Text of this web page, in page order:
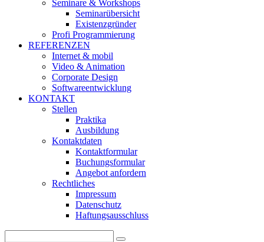
Seminare & Workshops
Seminarübersicht
Existenzgründer
Profi Programmierung
REFERENZEN
Internet & mobil
Video & Animation
Corporate Design
Softwareentwicklung
KONTAKT
Stellen
Praktika
Ausbildung
Kontaktdaten
Kontaktformular
Buchungsformular
Angebot anfordern
Rechtliches
Impressum
Datenschutz
Haftungsausschluss